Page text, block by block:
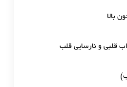
بالا
قلبی و نارسایی قلب